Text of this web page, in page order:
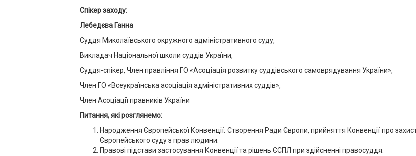
Спікер заходу:
Лебедєва Ганна
Суддя Миколаївського окружного адміністративного суду,
Викладач Національної школи суддів України,
Суддя-спікер, Член правління ГО «Асоціація розвитку суддівського самоврядування України»,
Член ГО «Всеукраїнська асоціація адміністративних суддів»,
Член Асоціації правників України
Питання, які розглянемо:
Народження Європейської Конвенції: Створення Ради Європи, прийняття Конвенції про
Європейського суду з прав людини.
Правові підстави застосування Конвенції та рішень ЄСПЛ при здійсненні правосуддя.